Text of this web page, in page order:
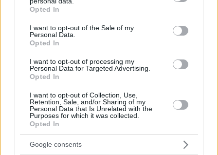
grant or deny consent to Google and its third-party tags to
use your data for below specified purposes in below Google
consent section.
Opted In
I want to opt-out of the Sale of my
Personal Data.
Opted In
I want to opt-out of processing my
Personal Data for Targeted Advertising.
Opted In
I want to opt-out of Collection, Use,
Retention, Sale, and/or Sharing of my
Personal Data that Is Unrelated with the
Purposes for which it was collected.
Opted In
Google consents
απείθεια
Δημήτρης Ξανθάκης: Η γνήσια λαϊκή φωνή, οι
συνεργασίες, τα κορυφαία του τραγούδια, γιατί δεν
πριν 19 λεπτά
Οι πρώτες δηλώσεις του Λιβάι Γκαρσία: «Με έπεισαν ο
προπονητής και ο τεχνικός διευθυντής του
Παναθηναϊκού», βίντεο
πριν 20 λεπτά
Αυτά είναι τα σημάδια που δείχνουν ότι ο σκύλος σας
είναι παραμελημένος
πριν 21 λεπτά